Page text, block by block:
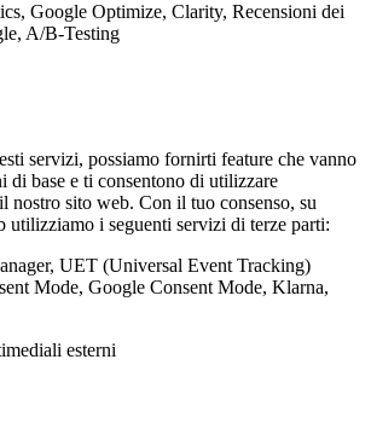
Google Optimize, Clarity, Recensioni dei
A/B-Testing
servizi, possiamo fornirti feature che vanno
di base e ti consentono di utilizzare
nostro sito web. Con il tuo consenso, su
utilizziamo i seguenti servizi di terze parti:
UET (Universal Event Tracking)
Mode, Google Consent Mode, Klarna,
esterni